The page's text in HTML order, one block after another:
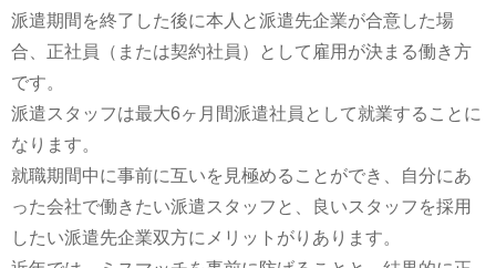
派遣期間を終了した後に本人と派遣先企業が合意した場
合、正社員（または契約社員）として雇用が決まる働き方
です。
派遣スタッフは最大6ヶ月間派遣社員として就業することに
なります。
就職期間中に事前に互いを見極めることができ、自分にあ
った会社で働きたい派遣スタッフと、良いスタッフを採用
したい派遣先企業双方にメリットがりあります。